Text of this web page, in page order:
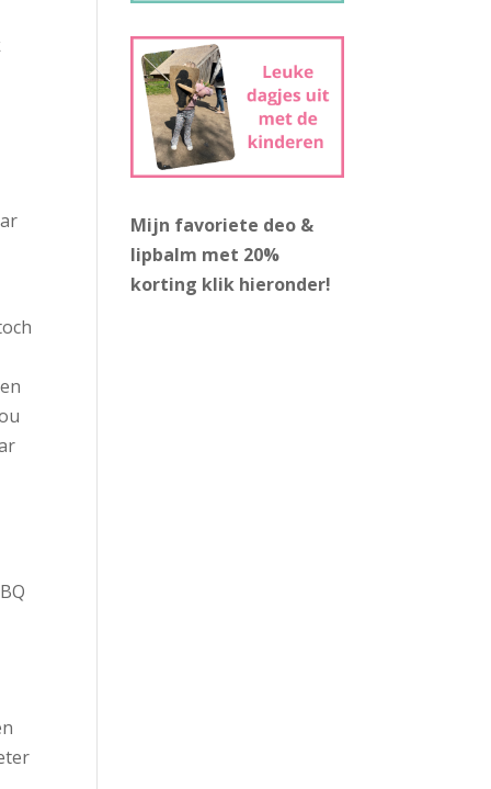
Mijn favoriete deo &
lipbalm met 20%
korting klik hieronder!